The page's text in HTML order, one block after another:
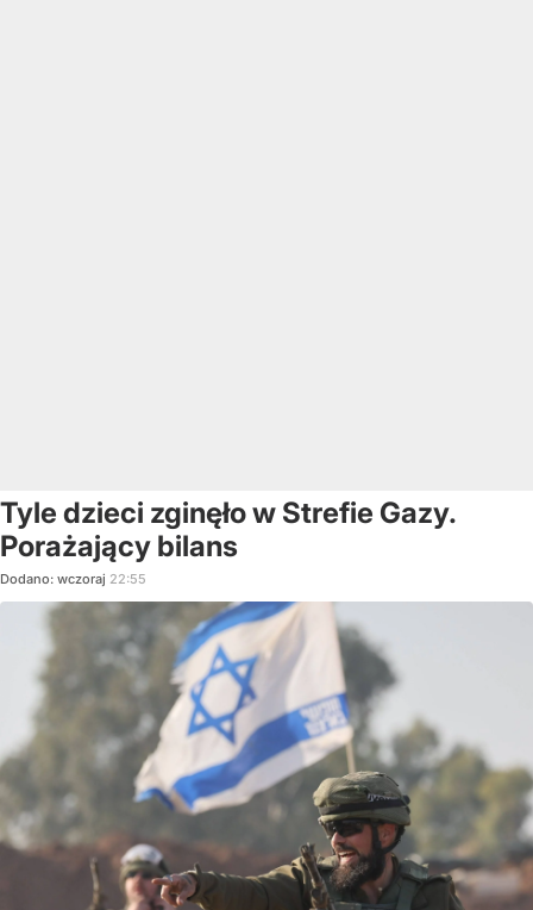
Tyle dzieci zginęło w Strefie Gazy.
Porażający bilans
Dodano: wczoraj 22:55